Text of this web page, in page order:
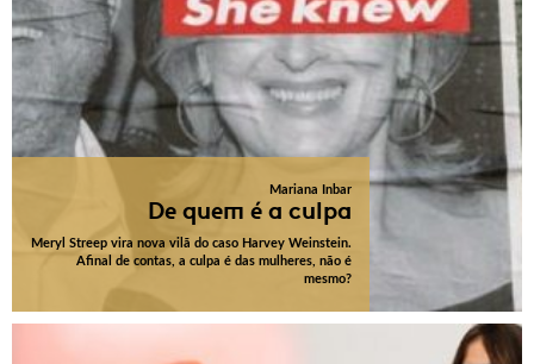
Mariana Inbar
De quem é a culpa
Meryl Streep vira nova vilã do caso Harvey Weinstein.
Afinal de contas, a culpa é das mulheres, não é
mesmo?